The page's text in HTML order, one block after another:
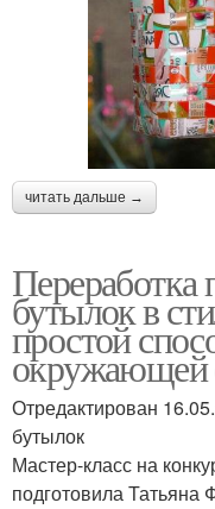
читать дальше →
Переработка
бутылок в
простой
окружающей
Отредактирован
бутылок
Мастер-класс на
подготовила Татьяна